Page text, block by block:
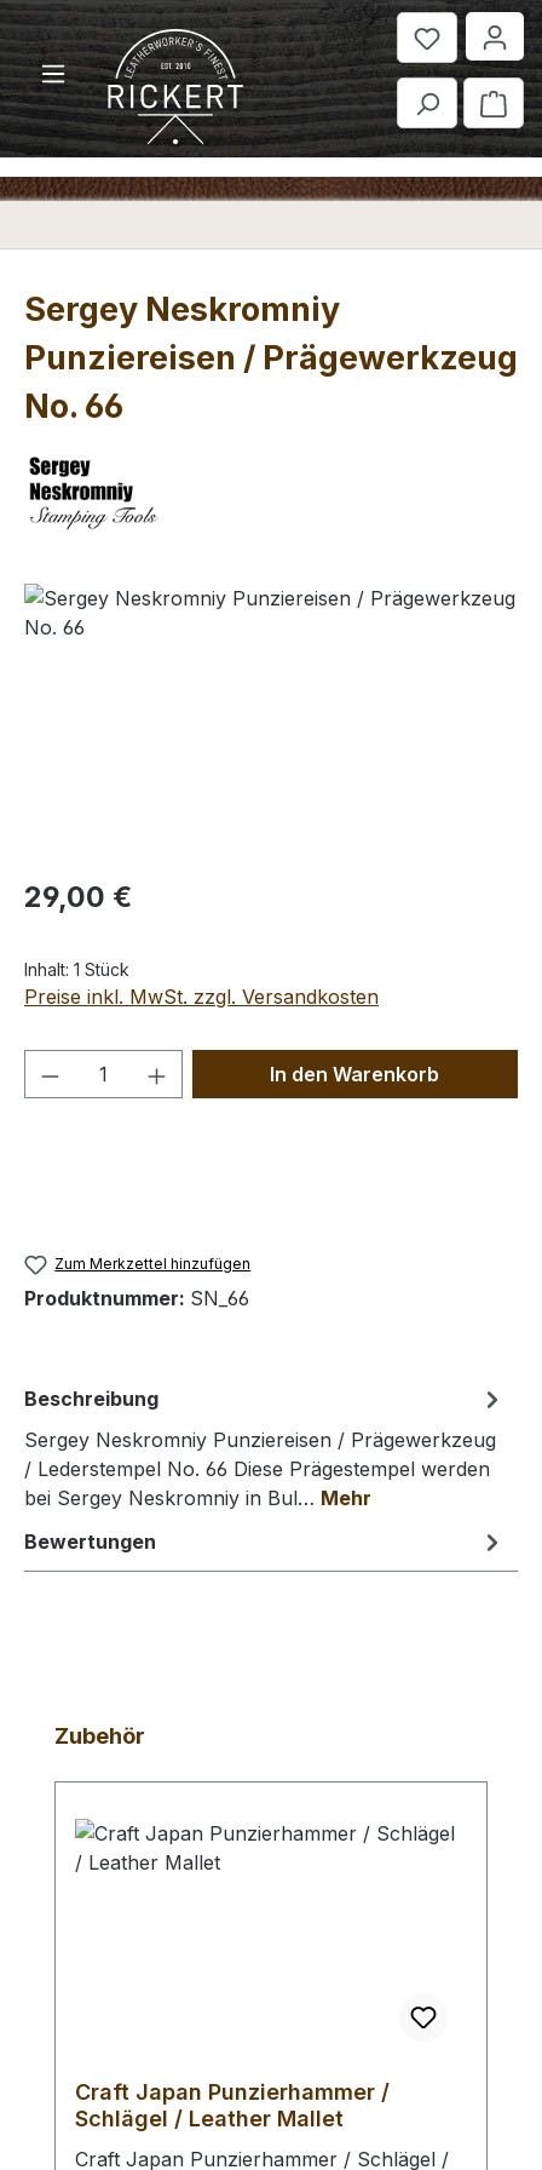
Zum Hauptinhalt springen
Sergey Neskromniy
Punziereisen / Prägewerkzeug
No. 66
Bildergalerie überspringen
Regulärer Preis:
29,00 €
Inhalt: 1 Stück
Preise inkl. MwSt. zzgl. Versandkosten
Produkt Anzahl: Gib denIn den Warenkorb
Zum Merkzettel hinzufügen
Produktnummer: SN_66
Beschreibung
Sergey Neskromniy Punziereisen / Prägewerkzeug
/ Lederstempel No. 66 Diese Prägestempel werden
bei Sergey Neskromniy in Bul… Mehr
Bewertungen
Produktgalerie überspringen
Zubehör
Craft Japan Punzierhammer /
Schlägel / Leather Mallet
Craft Japan Punzierhammer / Schlägel /